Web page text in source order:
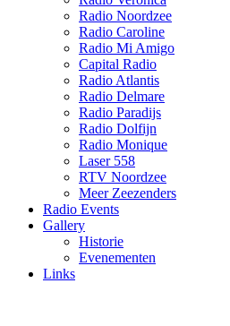
Radio Noordzee
Radio Caroline
Radio Mi Amigo
Capital Radio
Radio Atlantis
Radio Delmare
Radio Paradijs
Radio Dolfijn
Radio Monique
Laser 558
RTV Noordzee
Meer Zeezenders
Radio Events
Gallery
Historie
Evenementen
Links